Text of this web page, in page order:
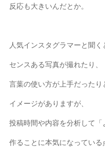
反応も大きいんだとか。
人気インスタグラマーと聞く
センスある写真が撮れたり、
言葉の使い方が上手だったり
イメージがありますが、
投稿時間や内容を分析して
作ることに本気になっている